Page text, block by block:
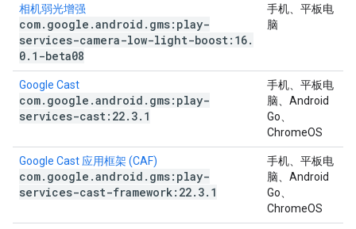
相机弱光增强
com. google .android . gms:play-
services-camera-low-light-boost:16.
0. 1-beta08
手机、平板电
脑
Google Cast
com. google .android . gms:play-
services-cast:22. 3. 1
手机、平板电
脑、Android
Go、
ChromeOS
Google Cast 应用框架 (CAF)
com. google .android . gms:play-
services-cast-framework:22. 3. 1
手机、平板电
脑、Android
Go、
ChromeOS